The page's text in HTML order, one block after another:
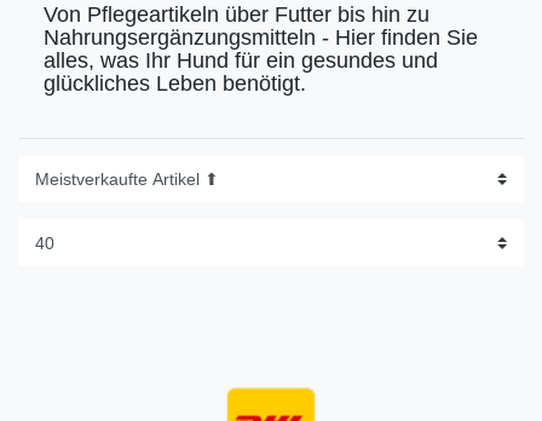
Von Pflegeartikeln über Futter bis hin zu
Nahrungsergänzungsmitteln - Hier finden Sie
alles, was Ihr Hund für ein gesundes und
glückliches Leben benötigt.